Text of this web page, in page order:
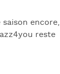
encore,
reste